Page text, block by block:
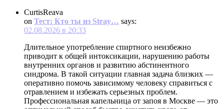
CurtisReava
on Тест: Кто ты из Stray… says:
02.08.2026 в 20:33
Длительное употребление спиртного неизбежно
приводит к общей интоксикации, нарушению работы
внутренних органов и развитию абстинентного
синдрома. В такой ситуации главная задача близких —
оперативно помочь зависимому человеку справиться с
отравлением и избежать серьезных проблем.
Профессиональная капельница от запоя в Москве — это